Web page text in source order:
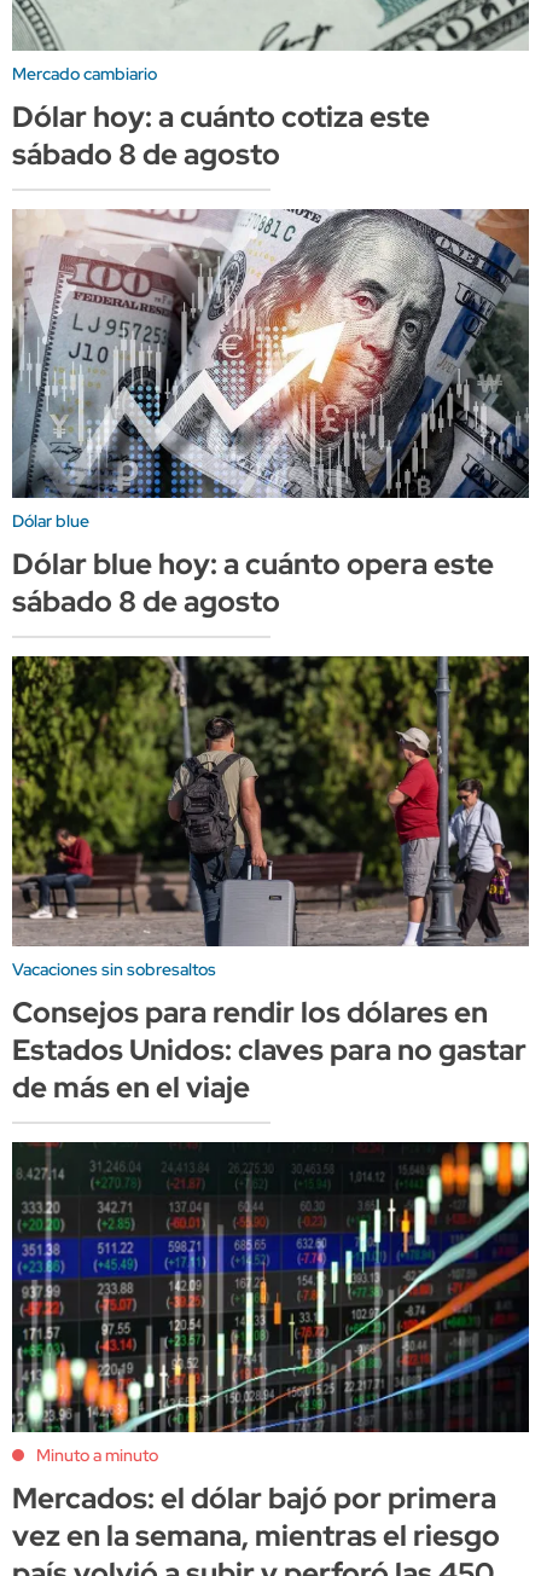
Mercado cambiario
Dólar hoy: a cuánto cotiza este
sábado 8 de agosto
Dólar blue
Dólar blue hoy: a cuánto opera este
sábado 8 de agosto
Vacaciones sin sobresaltos
Consejos para rendir los dólares en
Estados Unidos: claves para no gastar
de más en el viaje
Minuto a minuto
Mercados: el dólar bajó por primera
vez en la semana, mientras el riesgo